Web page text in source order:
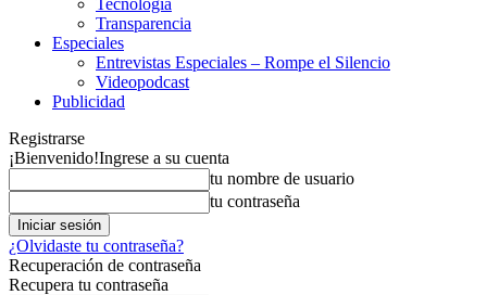
Tecnología
Transparencia
Especiales
Entrevistas Especiales – Rompe el Silencio
Videopodcast
Publicidad
Registrarse
¡Bienvenido!Ingrese a su cuenta
tu nombre de usuario
tu contraseña
¿Olvidaste tu contraseña?
Recuperación de contraseña
Recupera tu contraseña